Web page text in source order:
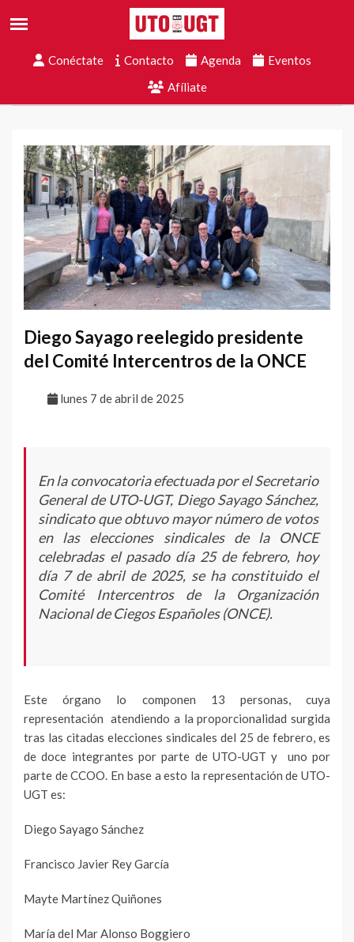
Conéctate Contacto Agenda
Eventos
Afíliate
Diego Sayago reelegido presidente
del Comité Intercentros de la ONCE
lunes 7 de abril de 2025
En la convocatoria efectuada por el Secretario
General de UTO-UGT, Diego Sayago Sánchez,
sindicato que obtuvo mayor número de votos
en las elecciones sindicales de la ONCE
celebradas el pasado día 25 de febrero, hoy
día 7 de abril de 2025, se ha constituido el
Comité Intercentros de la Organización
Nacional de Ciegos Españoles (ONCE).
Este órgano lo componen 13 personas, cuya
representación atendiendo a la proporcionalidad surgida
tras las citadas elecciones sindicales del 25 de febrero, es
de doce integrantes por parte de UTO-UGT y uno por
parte de CCOO. En base a esto la representación de UTO-
UGT es:
Diego Sayago Sánchez
Francisco Javier Rey García
Mayte Martínez Quiñones
María del Mar Alonso Boggiero